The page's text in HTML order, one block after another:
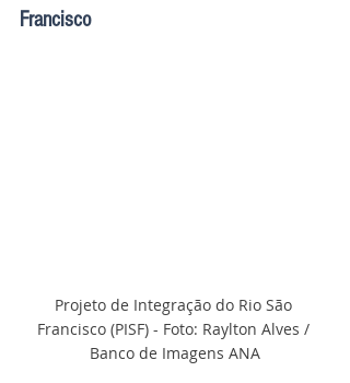
Francisco
Projeto de Integração do Rio São
Francisco (PISF) - Foto: Raylton Alves /
Banco de Imagens ANA